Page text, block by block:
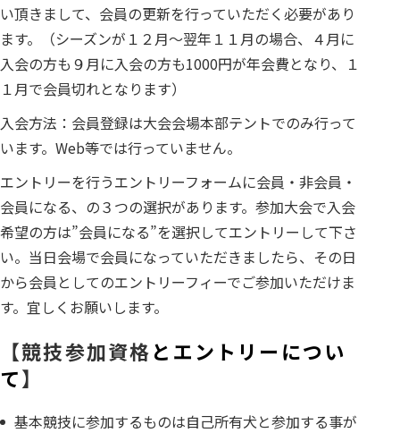
い頂きまして、会員の更新を行っていただく必要があり
ます。（シーズンが１２月～翌年１１月の場合、４月に
入会の方も９月に入会の方も1000円が年会費となり、１
１月で会員切れとなります）
入会方法：会員登録は大会会場本部テントでのみ行って
います。Web等では行っていません。
エントリーを行うエントリーフォームに会員・非会員・
会員になる、の３つの選択があります。参加大会で入会
希望の方は”会員になる”を選択してエントリーして下さ
い。当日会場で会員になっていただきましたら、その日
から会員としてのエントリーフィーでご参加いただけま
す。宜しくお願いします。
【競技参加資格とエントリーについ
て】
基本競技に参加するものは自己所有犬と参加する事が